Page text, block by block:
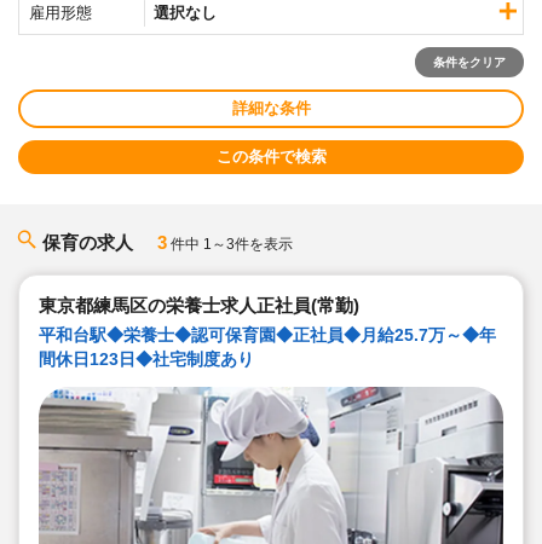
雇用形態 選択なし
条件をクリア
詳細な条件
この条件で検索
保育の求人 3 件中 1～3件を表示
東京都練馬区の栄養士求人正社員(常勤)
平和台駅◆栄養士◆認可保育園◆正社員◆月給25.7万～◆年
間休日123日◆社宅制度あり